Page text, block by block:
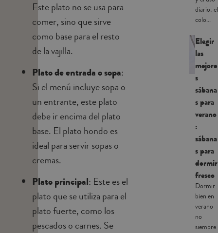
Este plato no se usa para
comer, sino que sirve
como base para el resto
de la vajilla.
Plato de entrada o sopa:
Si el menú incluye sopa o
un entrante, este plato
debe ir encima del plato
base. El plato hondo es
ideal para servir sopas o
cremas.
Plato principal: Este es el
plato que se utiliza para el
plato fuerte, como los
pescados o carnes. Se
diario: el
colo...
Elegir
las
mejore
s
sábana
s para
verano
:
sábana
s para
dormir
fresco
Dormir
bien en
verano
no
siempre